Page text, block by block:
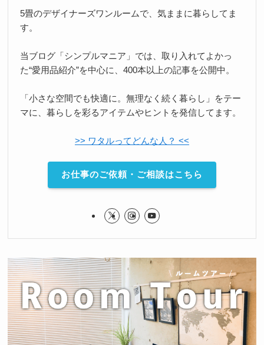
5畳のデザイナーズワンルームで、気ままに暮らしてま
す。
当ブログ「シンプルマニア」では、取り入れてよかっ
た“愛用品紹介”を中心に、400本以上の記事を公開中。
「小さな空間でも快適に。無理なく続く暮らし」をテー
マに、暮らしを彩るアイテムやヒントを発信してます。
>> ワタルってどんな人？ <<
お仕事のご依頼・ご相談はこちら